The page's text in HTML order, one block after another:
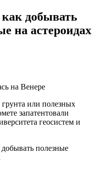
добывать
на астероидах
на Венере
или полезных
запатентовали
геосистем и